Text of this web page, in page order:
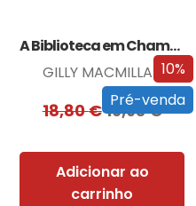
10%
Pré-venda
A Biblioteca em Chamas
GILLY MACMILLAN
18,80€16,93€
Adicionar ao
carrinho